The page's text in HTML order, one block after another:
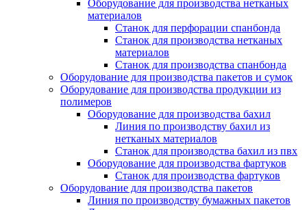
Оборудование для производства нетканых
материалов
Станок для перфорации спанбонда
Станок для производства нетканых
материалов
Станок для производства спанбонда
Оборудование для производства пакетов и сумок
Оборудование для производства продукции из
полимеров
Оборудование для производства бахил
Линия по производству бахил из
нетканых материалов
Станок для производства бахил из пвх
Оборудование для производства фартуков
Станок для производства фартуков
Оборудование для производства пакетов
Линия по производству бумажных пакетов